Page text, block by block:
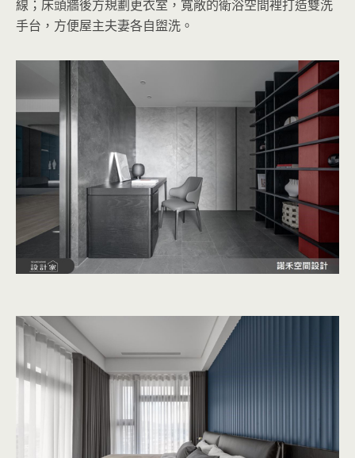
線；床頭牆後方規劃更衣室，寬敞的衛浴空間裡打造雙洗
手台，方便屋主夫妻各自盥洗。